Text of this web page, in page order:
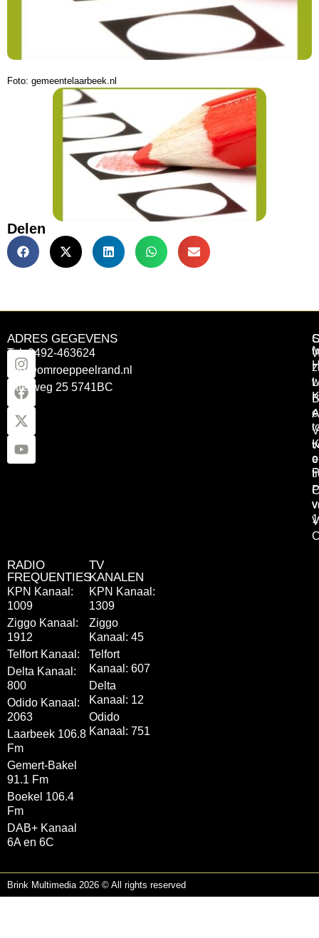
Foto: gemeentelaarbeek.nl
Delen
ADRES GEGEVENS
Tel: 0492-463624
info@omroeppeelrand.nl
Otterweg 25 5741BC
RADIO
FREQUENTIES
KPN Kanaal:
1009
Ziggo Kanaal:
1912
Telfort Kanaal:
Delta Kanaal:
800
Odido Kanaal:
2063
Laarbeek 106.8
Fm
Gemert-Bakel
91.1 Fm
Boekel 106.4
Fm
DAB+ Kanaal
6A en 6C
TV
KANALEN
KPN Kanaal:
1309
Ziggo
Kanaal: 45
Telfort
Kanaal: 607
Delta
Kanaal: 12
Odido
Kanaal: 751
Brink Multimedia 2026 © All rights reserved